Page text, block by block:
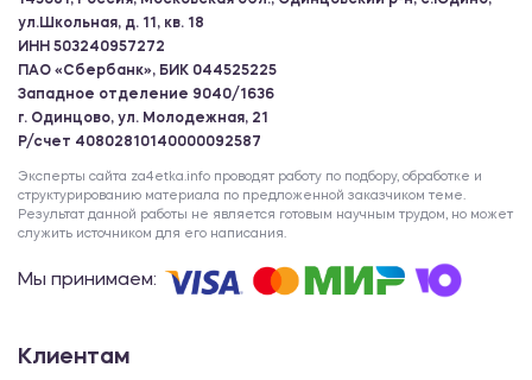
ул.Школьная, д. 11, кв. 18
ИНН 503240957272
ПАО «Сбербанк», БИК 044525225
Западное отделение 9040/1636
г. Одинцово, ул. Молодежная, 21
Р/счет 40802810140000092587
Эксперты сайта za4etka.info проводят работу по подбору, обработке и
структурированию материала по предложенной заказчиком теме.
Результат данной работы не является готовым научным трудом, но может
служить источником для его написания.
Мы принимаем:
Клиентам